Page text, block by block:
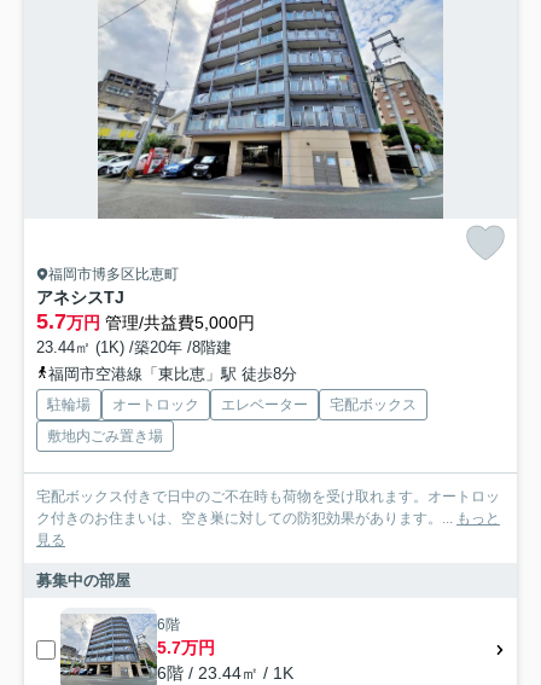
福岡市博多区比恵町
アネシスTJ
5.7万円 管理/共益費5,000円
23.44㎡ (1K) /築20年 /8階建
福岡市空港線「東比恵」駅 徒歩8分
駐輪場 オートロック エレベーター
宅配ボックス
敷地内ごみ置き場
宅配ボックス付きで日中のご不在時も荷物を受け取れます。オートロッ
ク付きのお住まいは、空き巣に対しての防犯効果があります。... もっと
見る
募集中の部屋
6階
5.7万円
6階 / 23.44㎡ / 1K